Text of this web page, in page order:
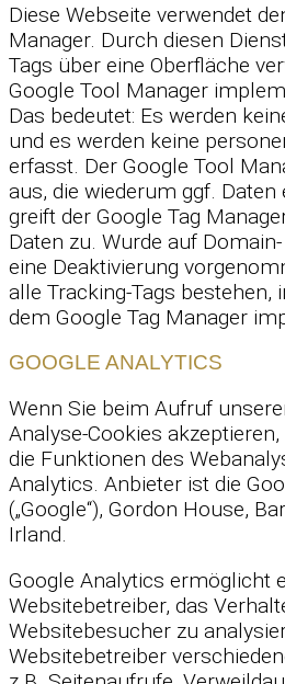
Diese Webseite verwendet
Manager. Durch diesen
Tags über eine Oberfläche
Google Tool Manager
Das bedeutet: Es werden
und es werden keine
erfasst. Der Google Tool
aus, die wiederum ggf.
greift der Google Tag
Daten zu. Wurde auf
eine Deaktivierung
alle Tracking-Tags bestehen,
dem Google Tag Manager
GOOGLE ANALYTICS
Wenn Sie beim Aufruf
Analyse-Cookies
die Funktionen des
Analytics. Anbieter ist die
(„Google“), Gordon House,
Irland.
Google Analytics ermöglicht
Websitebetreiber, das
Websitebesucher zu
Websitebetreiber